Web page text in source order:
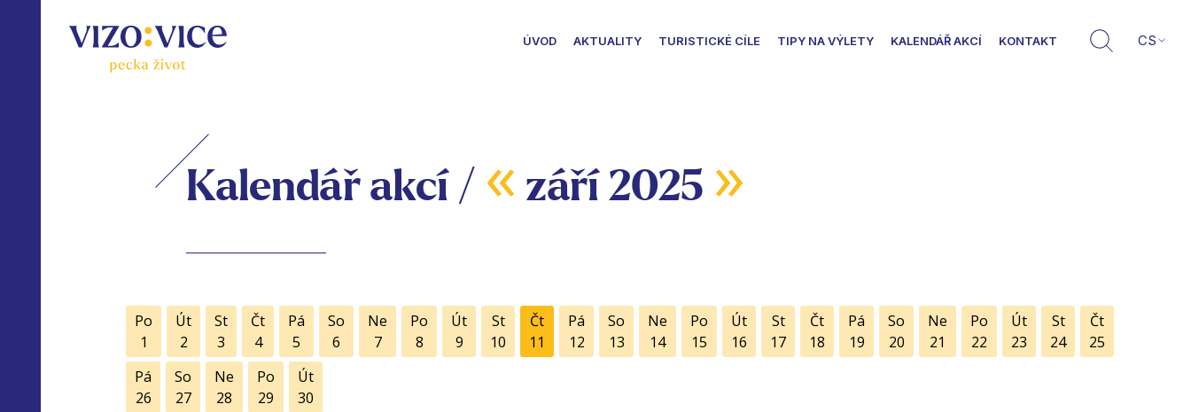
ÚVOD AKTUALITY TURISTICKÉ CÍLE TIPY NA VÝLETY KALENDÁŘ AKCÍ KONTAKT CS
Kalendář akcí / « září 2025 »
Po
1
Út
2
St
3
Čt
4
Pá
5
So
6
Ne
7
Po
8
Út
9
St
10
Čt
11
Pá
12
So
13
Ne
14
Po
15
Út
16
St
17
Čt
18
Pá
19
So
20
Ne
21
Po
22
Út
23
St
24
Čt
25
Pá
26
So
27
Ne
28
Po
29
Út
30